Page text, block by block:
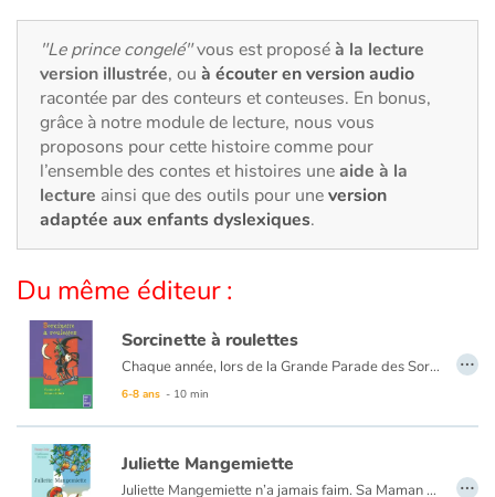
Documentaires
En famille
Quotidien et loisirs
À l'école
Fêtes et évènements
Amour et amitié
Sujets de société
Émotions et sentiments
"Le prince congelé"vous est proposéà la lecture
version illustrée, ou à écouter en version audio
racontée par des conteurs et conteuses. En bonus,
grâce à notre module de lecture, nous vous
proposons pour cette histoire comme pour
l’ensemble des contes et histoires uneaide à la
lecture ainsi que des outils pour uneversion
adaptée aux enfants dyslexiques.
Du même éditeur :
Sorcinette à roulettes
Chaque année, lors de la Grande Parade des Sorciers, les Dubalai remportent le Chaudron d'Or ! Mais la cadette, Sorcinette, ne semble pas très douée et loupe tous ses sorts. Pourtant, cette année, Sorcinette doit participer au concours. Sa famille est très inquiète...
6-8 ans - 10 min
…
Juliette Mangemiette
Juliette Mangemiette n’a jamais faim. Sa Maman est très inquiète. Elle essaie toutes ses recettes ! …